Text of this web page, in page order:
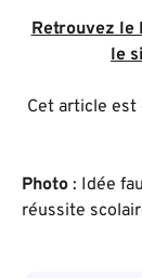
Retrouvez le
le
Cet article est
Photo : Idée
réussite